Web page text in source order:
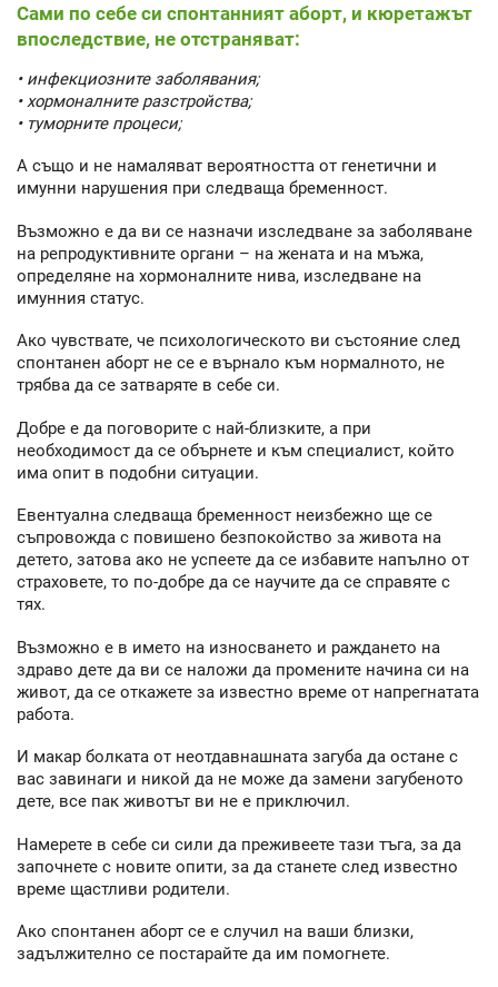
Сами по себе си спонтанният аборт, и кюретажът
впоследствие, не отстраняват:
• инфекциозните заболявания;
• хормоналните разстройства;
• туморните процеси;
А също и не намаляват вероятността от генетични и
имунни нарушения при следваща бременност.
Възможно е да ви се назначи изследване за заболяване
на репродуктивните органи – на жената и на мъжа,
определяне на хормоналните нива, изследване на
имунния статус.
Ако чувствате, че психологическото ви състояние след
спонтанен аборт не се е върнало към нормалното, не
трябва да се затваряте в себе си.
Добре е да поговорите с най-близките, а при
необходимост да се обърнете и към специалист, който
има опит в подобни ситуации.
Евентуална следваща бременност неизбежно ще се
съпровожда с повишено безпокойство за живота на
детето, затова ако не успеете да се избавите напълно от
страховете, то по-добре да се научите да се справяте с
тях.
Възможно е в името на износването и раждането на
здраво дете да ви се наложи да промените начина си на
живот, да се откажете за известно време от напрегнатата
работа.
И макар болката от неотдавнашната загуба да остане с
вас завинаги и никой да не може да замени загубеното
дете, все пак животът ви не е приключил.
Намерете в себе си сили да преживеете тази тъга, за да
започнете с новите опити, за да станете след известно
време щастливи родители.
Ако спонтанен аборт се е случил на ваши близки,
задължително се постарайте да им помогнете.